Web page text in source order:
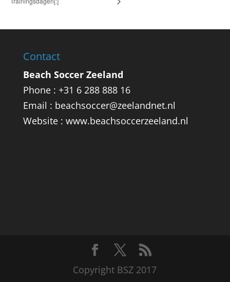
Contact
Beach Soccer Zeeland
Phone : +31 6 288 888 16
Email : beachsoccer@zeelandnet.nl
Website : www.beachsoccerzeeland.nl
Copyright BSZ 2017